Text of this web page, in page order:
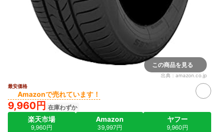
この商品を見る
出典： amazon.co.jp
最安価格
Amazonで売れています！
9,960円 在庫わずか
楽天市場
9,960円
Amazon
39,997円
ヤフー
9,960円